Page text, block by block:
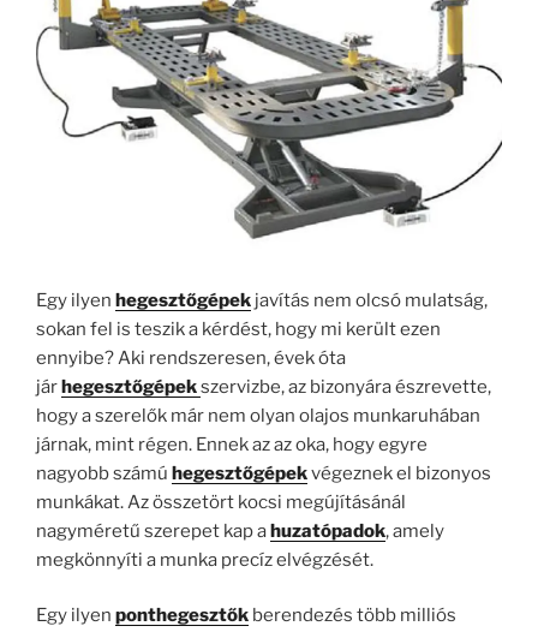
Egy ilyen hegesztőgépek javítás nem olcsó mulatság,
sokan fel is teszik a kérdést, hogy mi került ezen
ennyibe? Aki rendszeresen, évek óta
járhegesztőgépekszervizbe, az bizonyára észrevette,
hogy a szerelők már nem olyan olajos munkaruhában
járnak, mint régen. Ennek az az oka, hogy egyre
nagyobb számú hegesztőgépekvégeznek el bizonyos
munkákat. Az összetört kocsi megújításánál
nagyméretű szerepet kap ahuzatópadok, amely
megkönnyíti a munka precíz elvégzését.
Egy ilyen ponthegesztők berendezés több milliós